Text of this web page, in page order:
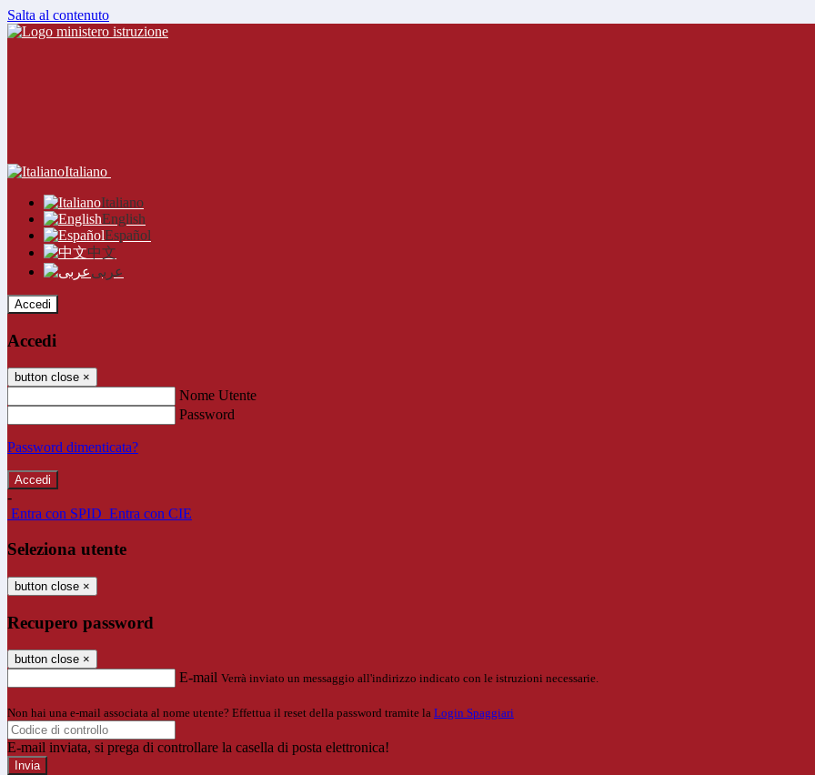
Salta al contenuto
Italiano
Italiano
English
Español
中文
عربى
Accedi
Accedi
button close ×
Nome Utente
Password
Password dimenticata?
-
Entra con SPID Entra con CIE
Seleziona utente
button close ×
Recupero password
button close ×
E-mail Verrà inviato un messaggio all'indirizzo indicato con le istruzioni necessarie.
Non hai una e-mail associata al nome utente? Effettua il reset della password tramite la Login Spaggiari
E-mail inviata, si prega di controllare la casella di posta elettronica!